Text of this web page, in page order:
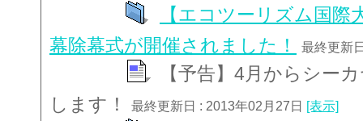
【エコツーリズム国際
幕除幕式が開催されました！
最終更新
【予告】4月からシー
します！
最終更新日 : 2013年02月27日 [表示]